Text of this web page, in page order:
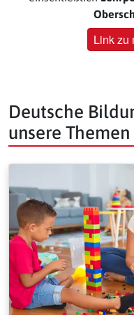
Link zu
Deutsche
unsere Themen